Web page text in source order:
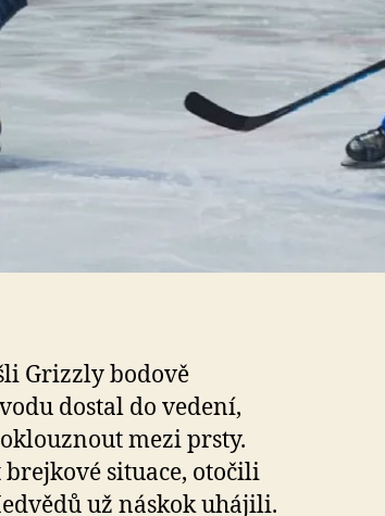
Grizzly bodově
dostal do vedení,
mezi prsty.
situace, otočili
už náskok uhájili.